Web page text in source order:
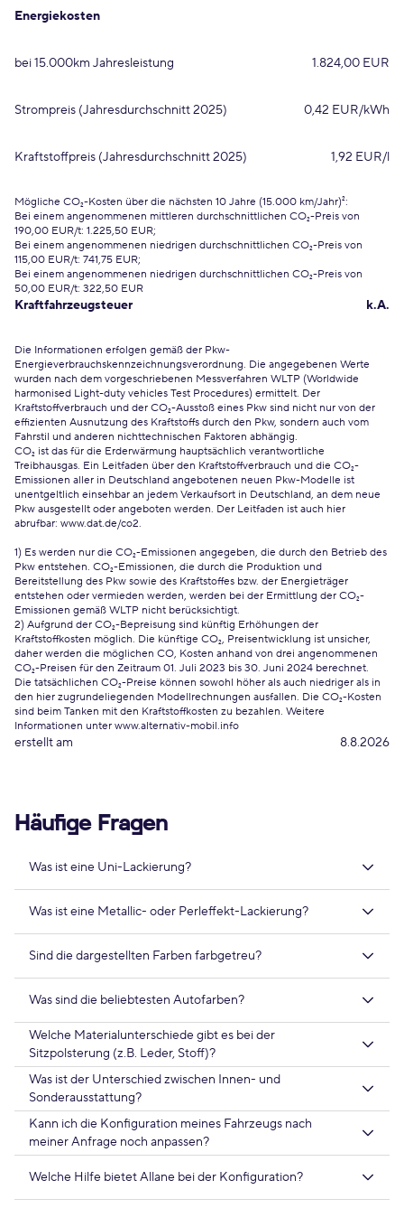
Energiekosten
bei 15.000km Jahresleistung 1.824,00 EUR
Strompreis (Jahresdurchschnitt 2025) 0,42 EUR/kWh
Kraftstoffpreis (Jahresdurchschnitt 2025) 1,92 EUR/l
Mögliche CO₂-Kosten über die nächsten 10 Jahre (15.000 km/Jahr)²:
Bei einem angenommenen mittleren durchschnittlichen CO₂-Preis von
190,00 EUR/t: 1.225,50 EUR;
Bei einem angenommenen niedrigen durchschnittlichen CO₂-Preis von
115,00 EUR/t: 741,75 EUR;
Bei einem angenommenen niedrigen durchschnittlichen CO₂-Preis von
50,00 EUR/t: 322,50 EUR
Kraftfahrzeugsteuer k.A.
Die Informationen erfolgen gemäß der Pkw-
Energieverbrauchskennzeichnungsverordnung. Die angegebenen Werte
wurden nach dem vorgeschriebenen Messverfahren WLTP (Worldwide
harmonised Light-duty vehicles Test Procedures) ermittelt. Der
Kraftstoffverbrauch und der CO₂-Ausstoß eines Pkw sind nicht nur von der
effizienten Ausnutzung des Kraftstoffs durch den Pkw, sondern auch vom
Fahrstil und anderen nichttechnischen Faktoren abhängig.
CO₂ ist das für die Erderwärmung hauptsächlich verantwortliche
Treibhausgas. Ein Leitfaden über den Kraftstoffverbrauch und die CO₂-
Emissionen aller in Deutschland angebotenen neuen Pkw-Modelle ist
unentgeltlich einsehbar an jedem Verkaufsort in Deutschland, an dem neue
Pkw ausgestellt oder angeboten werden. Der Leitfaden ist auch hier
abrufbar: www.dat.de/co2.
1) Es werden nur die CO₂-Emissionen angegeben, die durch den Betrieb des
Pkw entstehen. CO₂-Emissionen, die durch die Produktion und
Bereitstellung des Pkw sowie des Kraftstoffes bzw. der Energieträger
entstehen oder vermieden werden, werden bei der Ermittlung der CO₂-
Emissionen gemäß WLTP nicht berücksichtigt.
2) Aufgrund der CO₂-Bepreisung sind künftig Erhöhungen der
Kraftstoffkosten möglich. Die künftige CO₂, Preisentwicklung ist unsicher,
daher werden die möglichen CO, Kosten anhand von drei angenommenen
CO₂-Preisen für den Zeitraum 01. Juli 2023 bis 30. Juni 2024 berechnet.
Die tatsächlichen CO₂-Preise können sowohl höher als auch niedriger als in
den hier zugrundeliegenden Modellrechnungen ausfallen. Die CO₂-Kosten
sind beim Tanken mit den Kraftstoffkosten zu bezahlen. Weitere
Informationen unter www.alternativ-mobil.info
erstellt am 8.8.2026
Häufige Fragen
Was ist eine Uni-Lackierung?
Was ist eine Metallic- oder Perleffekt-Lackierung?
Sind die dargestellten Farben farbgetreu?
Was sind die beliebtesten Autofarben?
Welche Materialunterschiede gibt es bei der
Sitzpolsterung (z.B. Leder, Stoff)?
Was ist der Unterschied zwischen Innen- und
Sonderausstattung?
Kann ich die Konfiguration meines Fahrzeugs nach
meiner Anfrage noch anpassen?
Welche Hilfe bietet Allane bei der Konfiguration?